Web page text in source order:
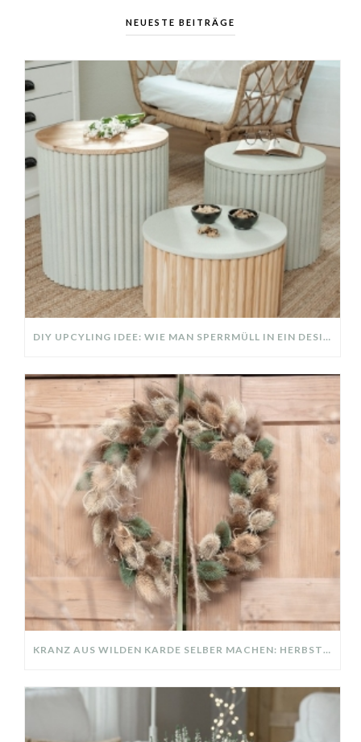
NEUESTE BEITRÄGE
DIY UPCYLING IDEE: WIE MAN SPERRMÜLL IN EIN DESIGNER TEIL VERWANDELT
KRANZ AUS WILDEN KARDE SELBER MACHEN: HERBSTDEKO GANZ EINFACH